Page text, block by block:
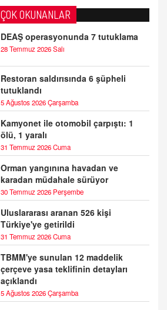
ÇOK OKUNANLAR
DEAŞ operasyonunda 7 tutuklama
28 Temmuz 2026 Salı
Restoran saldırısında 6 şüpheli
tutuklandı
5 Ağustos 2026 Çarşamba
Kamyonet ile otomobil çarpıştı: 1
ölü, 1 yaralı
31 Temmuz 2026 Cuma
Orman yangınına havadan ve
karadan müdahale sürüyor
30 Temmuz 2026 Perşembe
Uluslararası aranan 526 kişi
Türkiye'ye getirildi
31 Temmuz 2026 Cuma
TBMM'ye sunulan 12 maddelik
çerçeve yasa teklifinin detayları
açıklandı
5 Ağustos 2026 Çarşamba